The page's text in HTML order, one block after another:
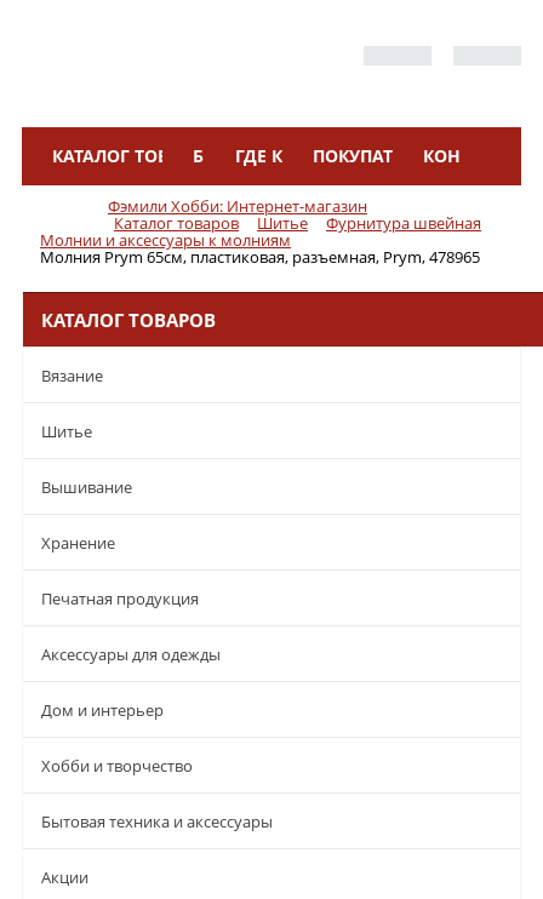
КАТАЛОГ ТОВАРОВБРЕНДЫГДЕ КУПИТЬПОКУПАТЕЛЯМКОНТАКТЫ
Фэмили Хобби: Интернет-магазин
Каталог товаров Шитье Фурнитура швейная
Молнии и аксессуары к молниям
Молния Prym 65см, пластиковая, разъемная, Prym, 478965
КАТАЛОГ ТОВАРОВ
Вязание
Шитье
Вышивание
Хранение
Печатная продукция
Аксессуары для одежды
Дом и интерьер
Хобби и творчество
Бытовая техника и аксессуары
Aкции